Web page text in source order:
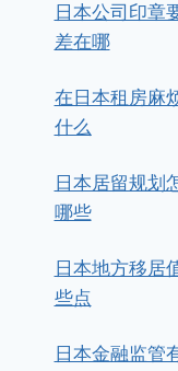
日本公司印章
差在哪
在日本租房麻
什么
日本居留规划
哪些
日本地方移居
些点
日本金融监管